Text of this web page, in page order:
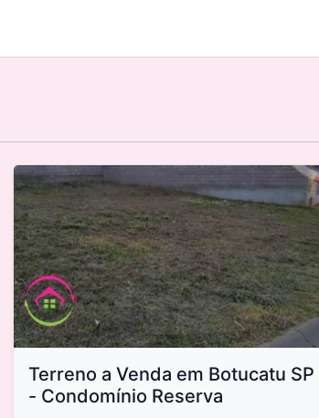
Terreno a Venda em Botucatu SP
- Condomínio Reserva